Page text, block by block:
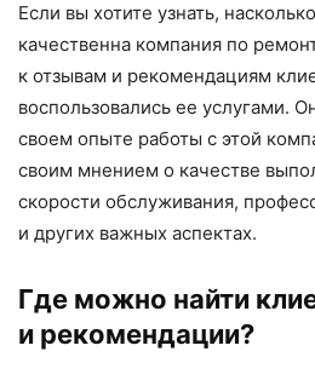
Если вы хотите узнать,
качественна компания по
к отзывам и рекомендациям
воспользовались ее услугами.
своем опыте работы с этой
своим мнением о качестве
скорости обслуживания,
и других важных аспектах.
Где можно найти
и рекомендации?